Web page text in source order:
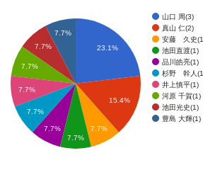
山口 周(3)
真山 仁(2)
安藤 久史
池田直渡(1)
品川皓亮(1)
杉野 幹人
井上慎平(1)
河原 千賀(1)
池田光史(1)
豊島 大輝(1)
23.1%
15.4%
7.7%
7.7%
7.7%
7.7%
7.7%
7.7%
7.7%
7.7%